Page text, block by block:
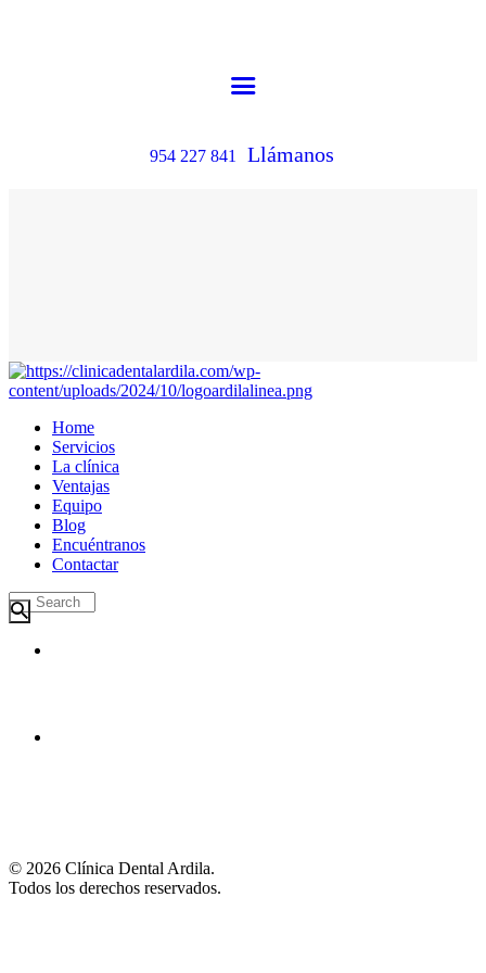
954 227 841 Llámanos
Home
Servicios
La clínica
Ventajas
Equipo
Blog
Encuéntranos
Contactar
© 2026 Clínica Dental Ardila.
Todos los derechos reservados.